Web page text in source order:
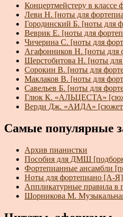
Концертмейстеру в классе
Леви Н. [ноты для
Городинский Б. [ноты для
Веврик Е. [ноты для
Чичерина С. [ноты для
Агафонников Н. [ноты для
Шерстобитова Н. [ноты
Сорокин В. [ноты для
Маклаков В. [ноты для
Савельев Б. [ноты для
Глюк К. «АЛЬЦЕСТА»
Верди Дж. «АИДА»
Самые популярные
Архив пианистки
Пособия для ДМШ
Фортепианные ансамбли
Ноты для фортепиано [А-Я]
Аппликатурные правила в
Шорникова М.